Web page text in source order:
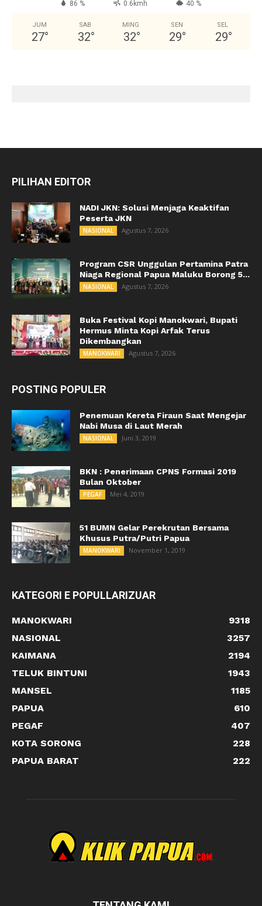
86 % 0.6kmh 40 %
JUM
27°
SAB
32°
MING
32°
SEN
29°
SEL
29°
PILIHAN EDITOR
NADI JKN: Solusi Menjaga Keaktifan
Peserta JKN
NASIONAL Agustus 7, 2026
Program CSR Unggulan Pertamina Patra
Niaga Regional Papua Maluku Borong 5...
NASIONAL Agustus 7, 2026
Buka Festival Kopi Manokwari, Bupati
Hermus Minta Kopi Arfak Terus
Dikembangkan
MANOKWARI Agustus 7, 2026
POSTING POPULER
Penemuan Kereta Firaun Saat Mengejar
Nabi Musa di Laut Merah
NASIONAL Juni 3, 2019
BKN : Penerimaan CPNS Formasi 2019
Bulan Oktober
PEGAF Mei 4, 2019
51 BUMN Gelar Perekrutan Bersama
Khusus Putra/Putri Papua
MANOKWARI November 1, 2019
KATEGORI E POPULLARIZUAR
MANOKWARI
9318
NASIONAL
3257
KAIMANA
2194
TELUK BINTUNI
1943
MANSEL
1185
PAPUA
610
PEGAF
407
KOTA SORONG
228
PAPUA BARAT
222